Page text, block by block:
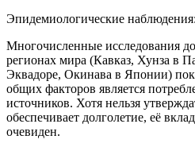
Эпидемиологические наблюдения:
Многочисленные исследования
регионах мира (Кавказ, Хунза в
Эквадоре, Окинава в Японии)
общих факторов является
источников. Хотя нельзя
обеспечивает долголетие, её
очевиден.